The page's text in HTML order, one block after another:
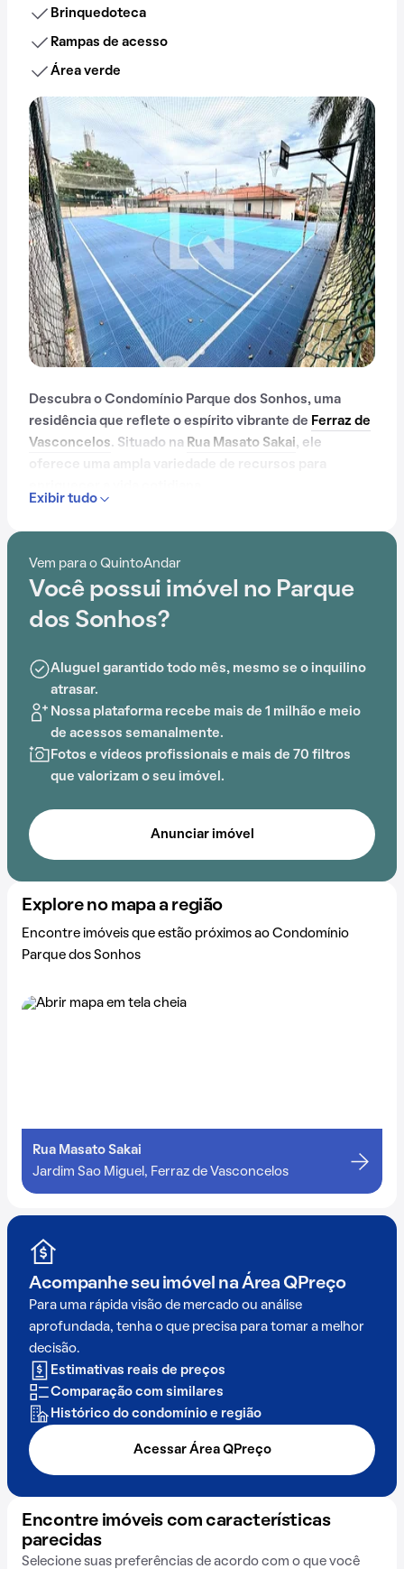
Brinquedoteca
Rampas de acesso
Área verde
Descubra o Condomínio Parque dos Sonhos, uma
residência que reflete o espírito vibrante de Ferraz de
Vasconcelos. Situado na Rua Masato Sakai, ele
Com portaria 24 horas, academia, piscina, quadra
e brinquedoteca, o Condomínio Parque dos Sonhos é
ideal para quem busca conforto e entretenimento.
Exibir tudo
Vem para o QuintoAndar
Você possui imóvel no Parque
dos Sonhos?
Aluguel garantido todo mês, mesmo se o inquilino
atrasar.
Nossa plataforma recebe mais de 1 milhão e meio
de acessos semanalmente.
Fotos e vídeos profissionais e mais de 70 filtros
que valorizam o seu imóvel.
Anunciar imóvel
Explore no mapa a região
Encontre imóveis que estão próximos ao Condomínio
Parque dos Sonhos
Rua Masato Sakai
Jardim Sao Miguel, Ferraz de Vasconcelos
Acompanhe seu imóvel na Área QPreço
Para uma rápida visão de mercado ou análise
aprofundada, tenha o que precisa para tomar a melhor
decisão.
Estimativas reais de preços
Comparação com similares
Histórico do condomínio e região
Acessar Área QPreço
Encontre imóveis com características
parecidas
Selecione suas preferências de acordo com o que você